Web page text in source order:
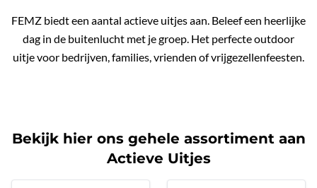
FEMZ biedt een aantal actieve uitjes aan. Beleef een heerlijke
dag in de buitenlucht met je groep. Het perfecte outdoor
uitje voor bedrijven, families, vrienden of vrijgezellenfeesten.
Bekijk hier ons gehele assortiment aan
Actieve Uitjes